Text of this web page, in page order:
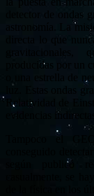
detector de ondas
astronomía. La
directa lo que
producidas por un
o una estrella de
luz. Estas ondas
Relatividad de
evidencias
Tampoco el
conseguido
según publicó
casualmente, se
de la física en los